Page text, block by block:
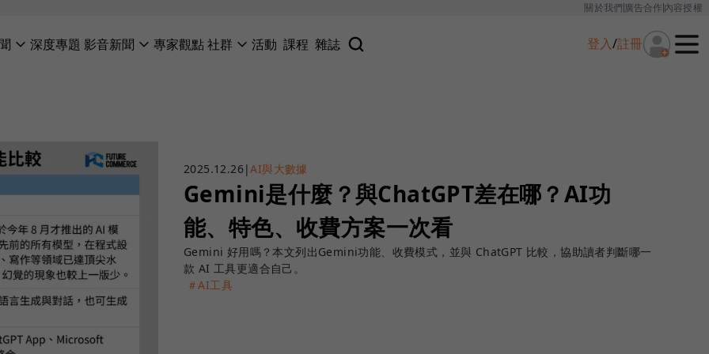
關於我們廣告合作內容授權
深度專題 影音新聞 專家觀點社群 活動 課程 雜誌 登入/註冊
2025.12.26|AI與大數據
Gemini是什麼？與ChatGPT差在哪？AI功
能、特色、收費方案一次看
Gemini 好用嗎？本文列出Gemini功能、收費模式，並與 ChatGPT 比較，協助讀者判斷哪一
款 AI 工具更適合自己。
＃AI工具